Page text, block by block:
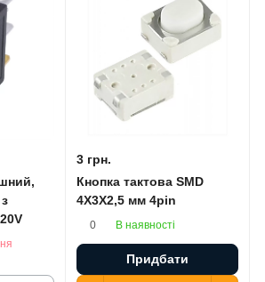
3 грн.
Кнопка тактова SMD
4X3X2,5 мм 4pin
0 В наявності
Придбати